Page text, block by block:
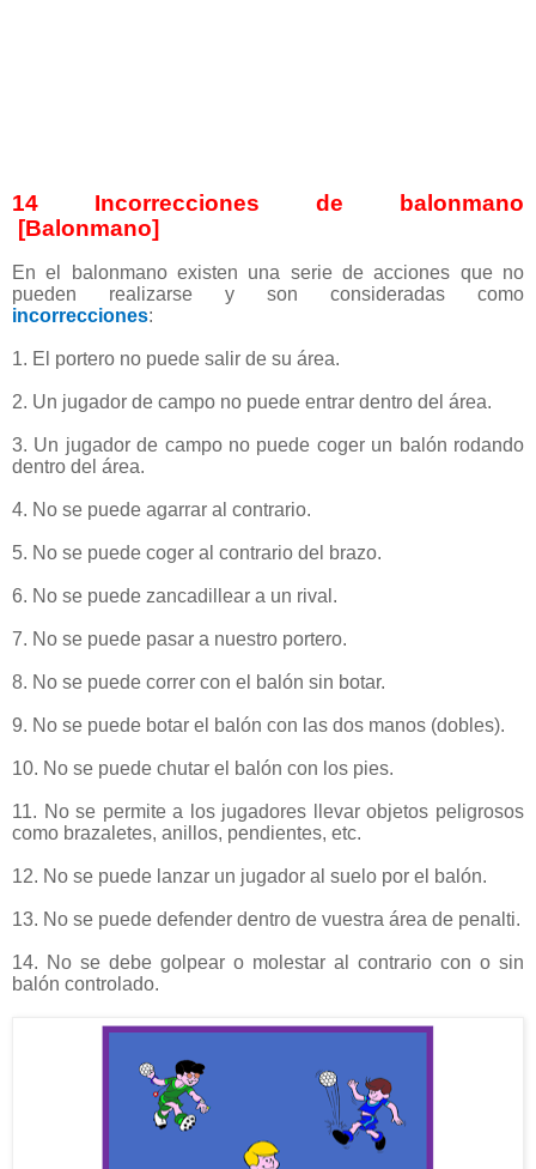
14 Incorrecciones de balonmano
[Balonmano]
En el balonmano existen una serie de acciones que no
pueden realizarse y son consideradas como
incorrecciones:
1. El portero no puede salir de su área.
2. Un jugador de campo no puede entrar dentro del área.
3. Un jugador de campo no puede coger un balón rodando
dentro del área.
4. No se puede agarrar al contrario.
5. No se puede coger al contrario del brazo.
6. No se puede zancadillear a un rival.
7. No se puede pasar a nuestro portero.
8. No se puede correr con el balón sin botar.
9. No se puede botar el balón con las dos manos (dobles).
10. No se puede chutar el balón con los pies.
11. No se permite a los jugadores llevar objetos peligrosos
como brazaletes, anillos, pendientes, etc.
12. No se puede lanzar un jugador al suelo por el balón.
13. No se puede defender dentro de vuestra área de penalti.
14. No se debe golpear o molestar al contrario con o sin
balón controlado.